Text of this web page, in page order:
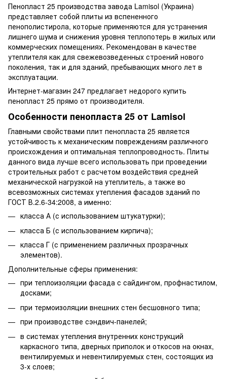
Пенопласт 25 производства завода Lamisol (Украина)
представляет собой плиты из вспененного
пенополистирола, которые применяются для устранения
лишнего шума и снижения уровня теплопотерь в жилых или
коммерческих помещениях. Рекомендован в качестве
утеплителя как для свежевозведенных строений нового
поколения, так и для зданий, пребывающих много лет в
эксплуатации.
Интернет-магазин 247 предлагает недорого купить
пенопласт 25 прямо от производителя.
Особенности пенопласта 25 от Lamisol
Главными свойствами плит пенопласта 25 является
устойчивость к механическим повреждениям различного
происхождения и оптимальная теплопроводность. Плиты
данного вида лучше всего использовать при проведении
строительных работ с расчетом воздействия средней
механической нагрузкой на утеплитель, а также во
всевозможных системах утепления фасадов зданий по
ГОСТ В.2.6-34:2008, а именно:
класса А (с использованием штукатурки);
класса Б (с использованием кирпича);
класса Г (с применением различных прозрачных
элементов).
Дополнительные сферы применения:
при теплоизоляции фасада с сайдингом, профнастилом,
досками;
при термоизоляции внешних стен бесшовного типа;
при производстве сэндвич-панелей;
в системах утепления внутренних конструкций
каркасного типа, дверных приполок и откосов на окнах,
вентилируемых и невентилируемых стен, состоящих из
3-х слоев;